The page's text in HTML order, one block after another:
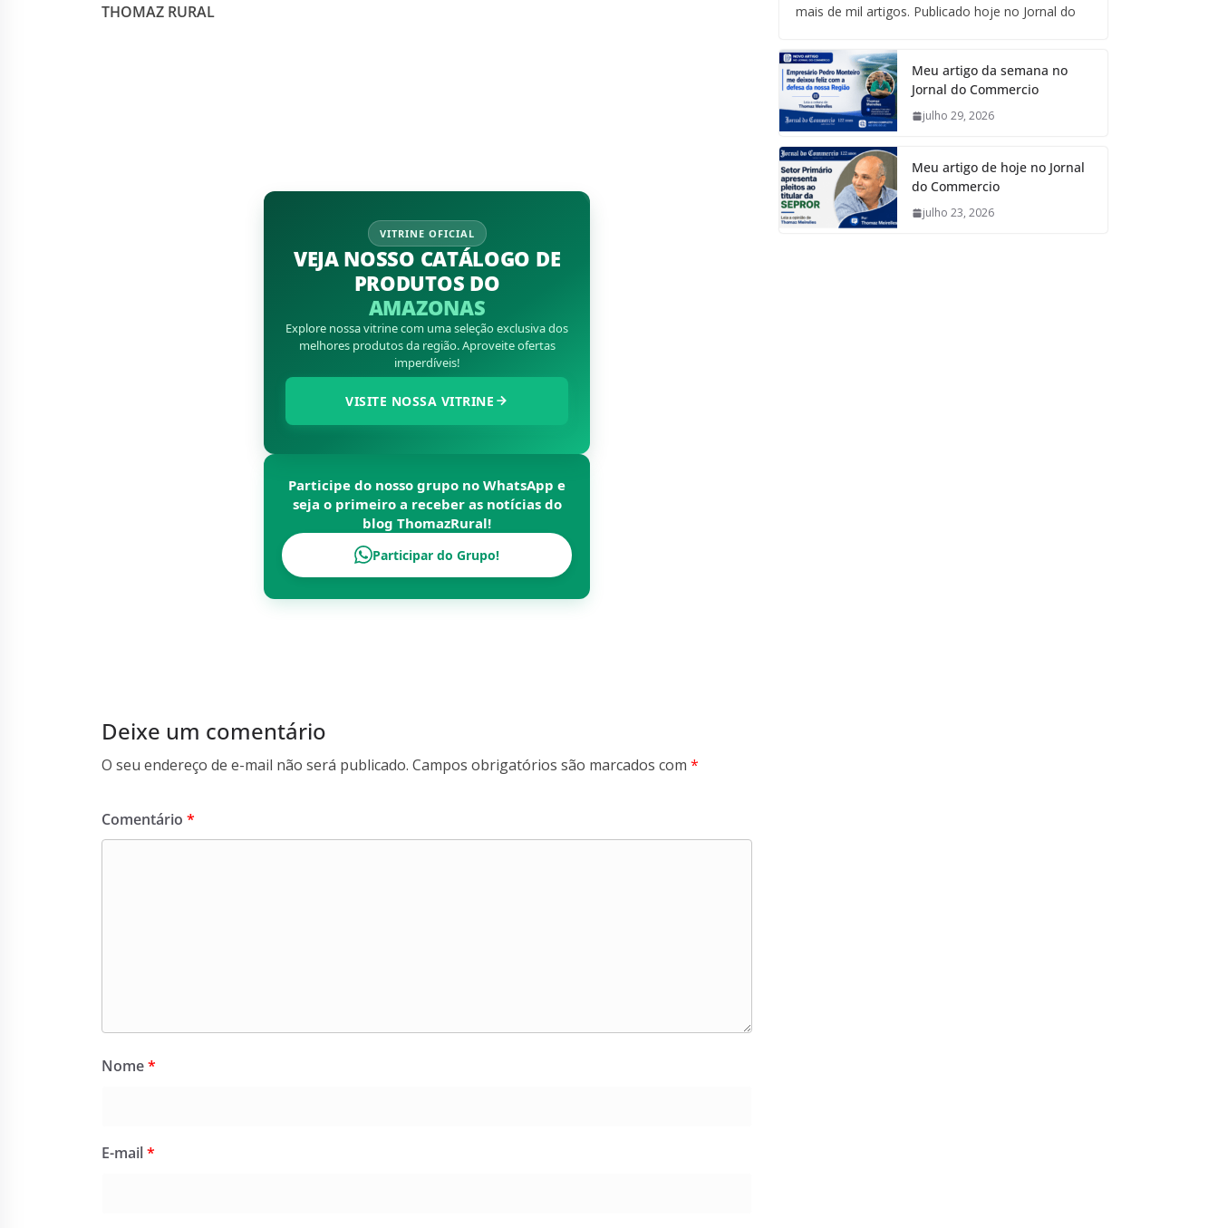
THOMAZ RURAL
VITRINE OFICIAL
VEJA NOSSO CATÁLOGO DE
PRODUTOS DO
AMAZONAS
Explore nossa vitrine com uma seleção exclusiva dos
melhores produtos da região. Aproveite ofertas
imperdíveis!
VISITE NOSSA VITRINE
Participe do nosso grupo no WhatsApp e
seja o primeiro a receber as notícias do
blogThomazRural!
Participar do Grupo!
Deixe um comentário
O seu endereço de e-mail não será publicado. Campos obrigatórios são marcados com *
Comentário *
Nome*
E-mail*
mais de mil artigos. Publicado hoje no Jornal do
Meu artigo da semana no
Jornal do Commercio
julho 29, 2026
Meu artigo de hoje no Jornal
do Commercio
julho 23, 2026